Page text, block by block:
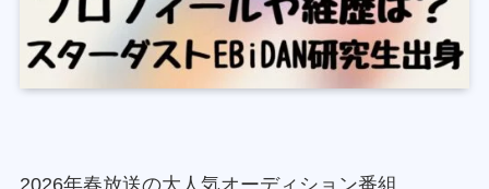
2026年春放送の大人気オーディション番組